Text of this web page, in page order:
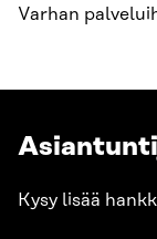
Varhan
Kysy lisää